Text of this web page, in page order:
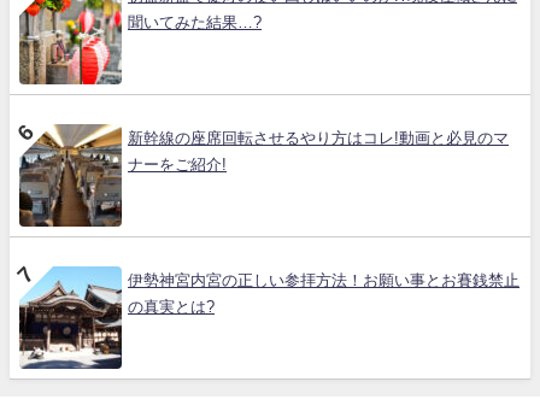
聞いてみた結果…?
新幹線の座席回転させるやり方はコレ!動画と必見のマ
ナーをご紹介!
伊勢神宮内宮の正しい参拝方法！お願い事とお賽銭禁止
の真実とは?